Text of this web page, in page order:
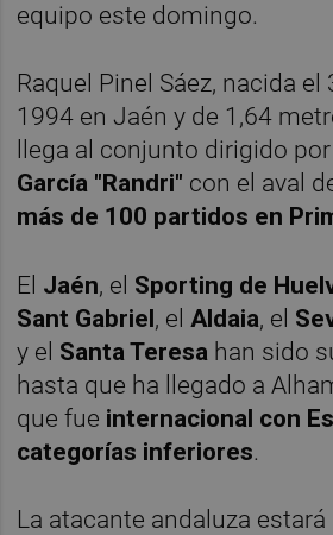
equipo este domingo.
Raquel Pinel Sáez, nacida
1994 en Jaén y de 1,64
llega al conjunto dirigido por
García "Randri" con el aval
más de 100 partidos en
El Jaén, el Sporting de
Sant Gabriel, el Aldaia, el
y el Santa Teresa han sido
hasta que ha llegado a
que fue internacional con
categorías inferiores.
La atacante andaluza